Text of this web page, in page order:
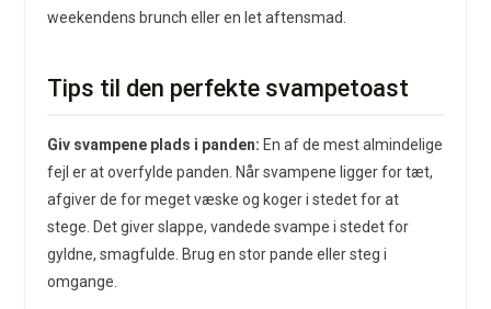
weekendens brunch eller en let aftensmad.
Tips til den perfekte svampetoast
Giv svampene plads i panden: En af de mest almindelige
fejl er at overfylde panden. Når svampene ligger for tæt,
afgiver de for meget væske og koger i stedet for at
stege. Det giver slappe, vandede svampe i stedet for
gyldne, smagfulde. Brug en stor pande eller steg i
omgange.